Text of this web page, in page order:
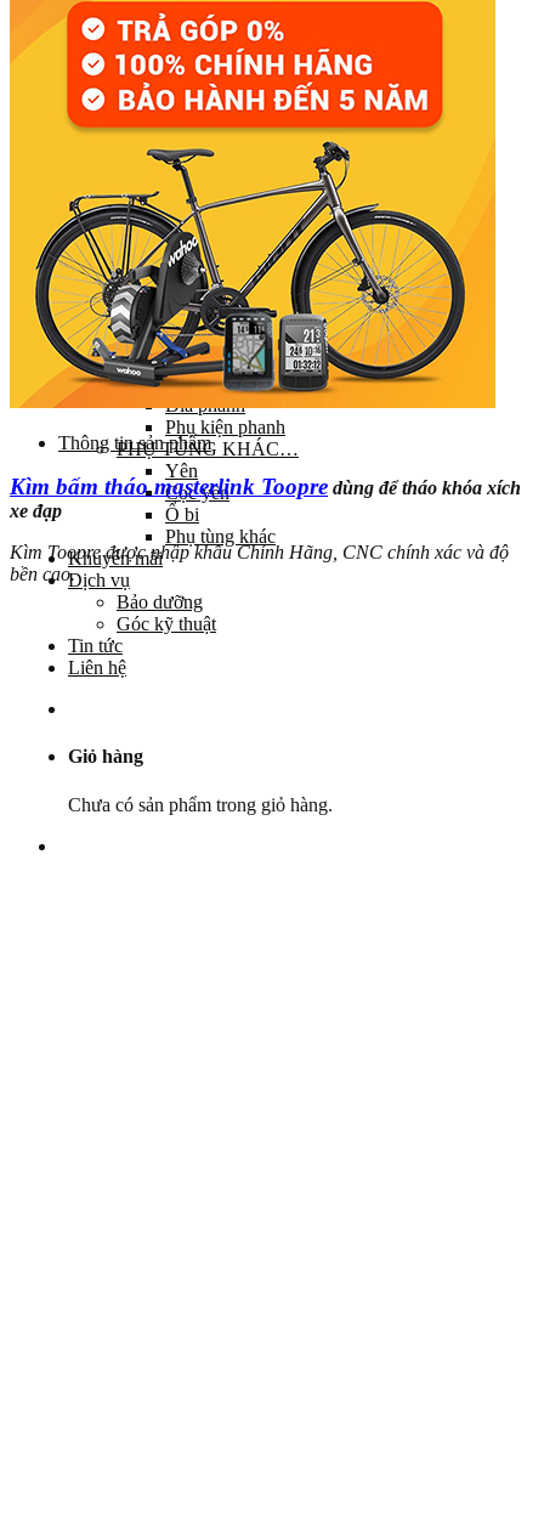
Líp
Pedal (Bàn đạp)
HỆ THỐNG CHUYỂN ĐỘNG
Trục giữa
Moay ơ
Vành xe (Niềng)
Săm xe (Ruột xe)
Lốp xe (Vỏ xe)
Nan hoa (Căm)
HỆ THỐNG LÁI
Ghi đông (Tay lái)
Pô tăng
Cổ phuộc
Phuộc (Giảm xóc)
HỆ THỐNG PHANH
Bộ phanh / Cụm phanh
Tay phanh / Dây
Má phanh
Đĩa phanh
Phụ kiện phanh
PHỤ TÙNG KHÁC…
Yên
Cọc yên
Ổ bi
Phụ tùng khác
Khuyến mãi
Dịch vụ
Bảo dưỡng
Góc kỹ thuật
Tin tức
Liên hệ
Giỏ hàng
Chưa có sản phẩm trong giỏ hàng.
Thông tin sản phẩm
Kìm bấm tháo masterlink Toopre dùng để tháo khóa xích
xe đạp
Kìm Toopre được nhập khẩu Chính Hãng, CNC chính xác và độ
bền cao.